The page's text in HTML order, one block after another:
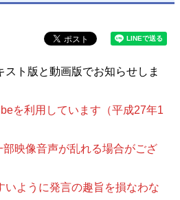
ト版と動画版でお知らせしま
を利用しています（平成27年1
映像音声が乱れる場合がござ
ように発言の趣旨を損なわな